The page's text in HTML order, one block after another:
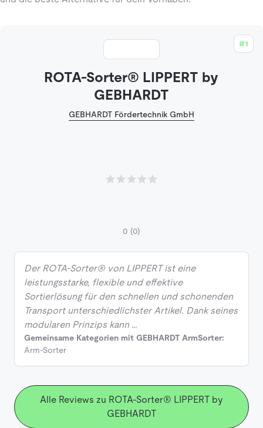
#1
ROTA-Sorter® LIPPERT by
GEBHARDT
GEBHARDT Fördertechnik GmbH
0 (0)
Der ROTA-Sorter® von LIPPERT ist eine
leistungsstarke, flexible und effektive
Sortierlösung für den schnellen und schonenden
Transport unterschiedlichster Artikel. Dank seines
modularen Prinzips kann …
Gemeinsame Kategorien mit GEBHARDT ArmSorter:
Arm-Sorter
Alle Reviews zu ROTA-Sorter® LIPPERT by
GEBHARDT